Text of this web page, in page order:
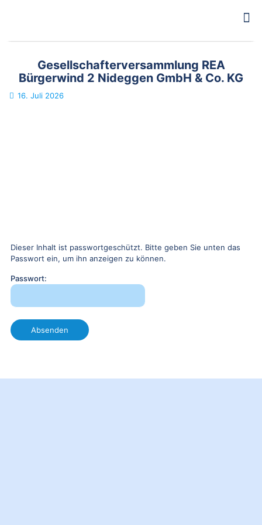
Gesellschafterversammlung REA
Bürgerwind 2 Nideggen GmbH & Co. KG
16. Juli 2026
Dieser Inhalt ist passwortgeschützt. Bitte geben Sie unten das
Passwort ein, um ihn anzeigen zu können.
Passwort: